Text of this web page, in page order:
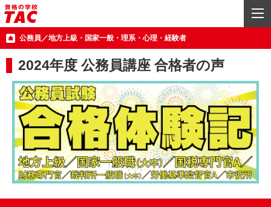
公務員／地方上級・国家一般・理系・心理・経験者
2024年度 公務員講座 合格者の声